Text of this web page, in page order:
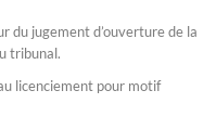
du jugement d’ouverture de la
tribunal.
licenciement pour motif